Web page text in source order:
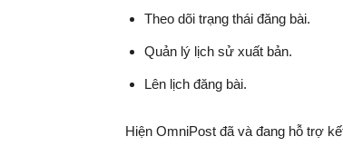
Theo dõi trạng thái đăng bài.
Quản lý lịch sử xuất bản.
Lên lịch đăng bài.
Hiện OmniPost đã và đang hỗ trợ